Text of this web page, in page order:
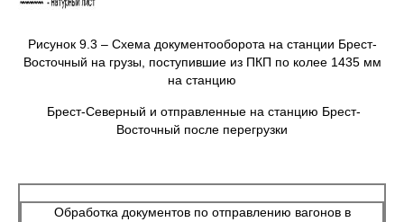
Рисунок 9.3 – Схема документооборота на станции Брест-
Восточный на грузы, поступившие из ПКП по колее 1435 мм
на станцию
Брест-Северный и отправленные на станцию Брест-
Восточный после перегрузки
Обработка документов по отправлению вагонов в